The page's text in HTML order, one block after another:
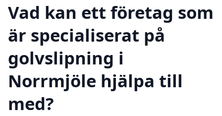
Vad kan ett företag som
är specialiserat på
golvslipning i
Norrmjöle hjälpa till
med?